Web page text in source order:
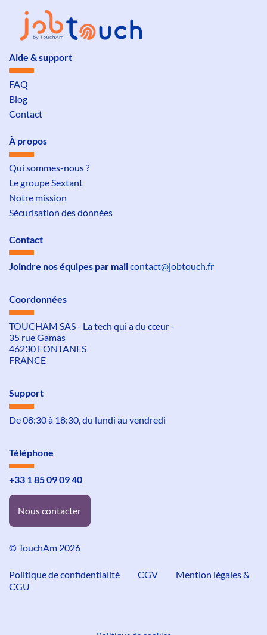
Aide & support
FAQ
Blog
Contact
À propos
Qui sommes-nous ?
Le groupe Sextant
Notre mission
Sécurisation des données
Contact
Joindre nos équipes par mailcontact@jobtouch.fr
Coordonnées
TOUCHAM SAS - La tech qui a du cœur -
35 rue Gamas
46230 FONTANES
FRANCE
Support
De 08:30 à 18:30, du lundi au vendredi
Téléphone
+33 1 85 09 09 40
Nous contacter
© TouchAm 2026
Politique de confidentialité CGV
Mention légales &
CGU